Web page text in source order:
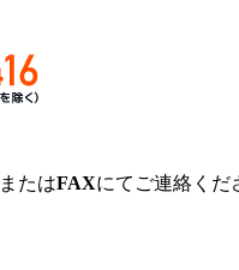
またはFAXにてご連絡くだ